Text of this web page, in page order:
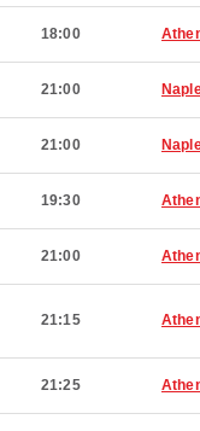
18:00
21:00
21:00
19:30
21:00
21:15
21:25